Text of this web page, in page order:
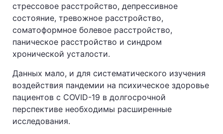
стрессовое расстройство, депрессивное
состояние, тревожное расстройство,
соматоформное болевое расстройство,
паническое расстройство и синдром
хронической усталости.
Данных мало, и для систематического изучения
воздействия пандемии на психическое здоровье
пациентов с COVID-19 в долгосрочной
перспективе необходимы расширенные
исследования.